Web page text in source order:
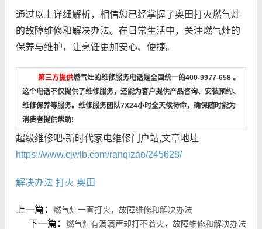
通过以上详细解析，相信您已经掌握了奥田打火燃气灶
的故障维修和解决办法。在日常生活中，关注燃气灶的
保养与维护，让烹饪更加安心、便捷。
第三方提供燃气灶的维修服务电话是全国统一的400-9977-658 。
这个电话不仅提供了维修服务，还能为客户提供产品咨询、安装预约、
维修保养等服务。维修服务团队7X24小时全天候待命，确保随时能为
消费者提供帮助!
超级维修吧-新时代家电维修门户站,文章地址
https://www.cjwlb.com/ranqizao/245628/
解决办法 打火 奥田
上一篇： 燃气灶一直打火，故障维修和解决办法
下一篇：燃气灶有滴滴声却打不着火，故障维修和解决办法